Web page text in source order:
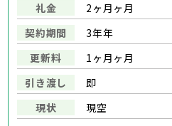
礼金
2ヶ月ヶ月
契約期間
3年年
更新料
1ヶ月ヶ月
引き渡し
即
現状
現空